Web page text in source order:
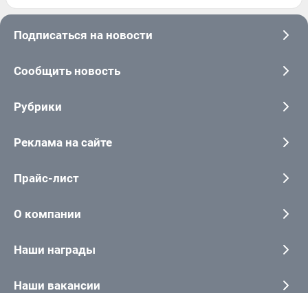
Подписаться на новости
Сообщить новость
Рубрики
Реклама на сайте
Прайс-лист
О компании
Наши награды
Наши вакансии